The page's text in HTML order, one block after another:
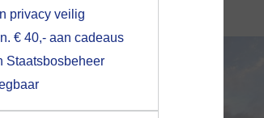
privacy veilig
€ 40,- aan cadeaus
Staatsbosbeheer
gebruiken voor
weer?
akkoord op hebt